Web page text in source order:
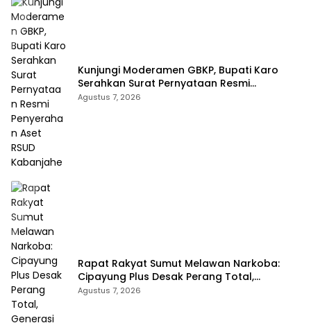
Kunjungi Moderamen GBKP, Bupati Karo
Serahkan Surat Pernyataan Resmi
Penyerahan Aset RSUD Kabanjahe
Agustus 7, 2026
Rapat Rakyat Sumut Melawan Narkoba:
Cipayung Plus Desak Perang Total,
Generasi Muda Jadi Benteng Utama
Agustus 7, 2026